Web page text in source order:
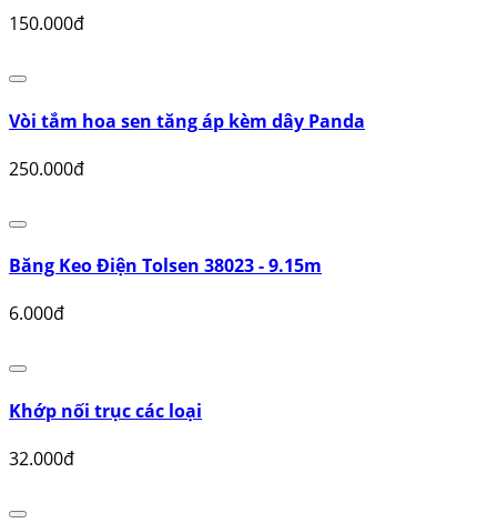
Hố ga thoát sàn Inox 304
60.000đ
Vòi Lavabo Lạnh Đồng Thau Eurover 5012
150.000đ
Vòi tắm hoa sen tăng áp kèm dây Panda
250.000đ
Băng Keo Điện Tolsen 38023 - 9.15m